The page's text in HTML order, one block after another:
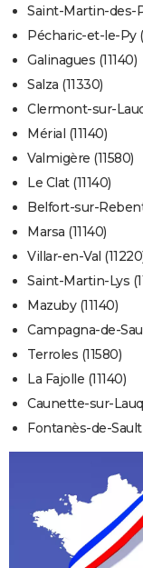
Saint-Martin-des-
Pécharic-et-le-Py
Galinagues (11140)
Salza (11330)
Clermont-sur-
Mérial (11140)
Valmigère (11580)
Le Clat (11140)
Belfort-sur-
Marsa (11140)
Villar-en-Val
Saint-Martin-Lys
Mazuby (11140)
Campagna-de-
Terroles (11580)
La Fajolle (11140)
Caunette-sur-
Fontanès-de-Sault